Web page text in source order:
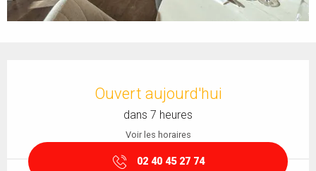
Ouvert aujourd'hui
dans 7 heures
Voir les horaires
02 40 45 27 74